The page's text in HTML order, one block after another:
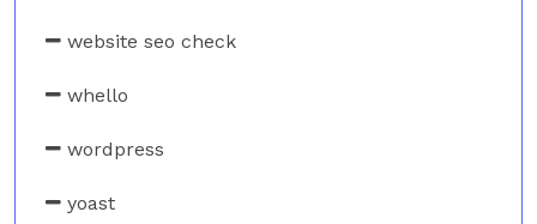
website seo check
whello
wordpress
yoast